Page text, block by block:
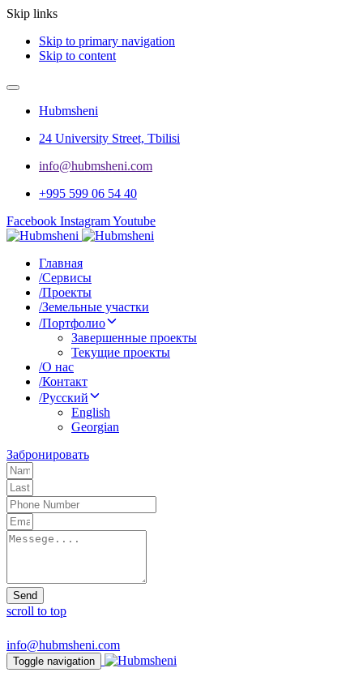
Skip links
Skip to primary navigation
Skip to content
Hubmsheni
24 University Street, Tbilisi
info@hubmsheni.com​
+995 599 06 54 40
Facebook InstagramYoutube
Главная
/Сервисы
/Проекты
/Земельные участки
/Портфолио
Завершенные проекты
Текущие проекты
/О нас
/Контакт
/Русский
English
Georgian
Забронировать
Send
scroll to top
info@hubmsheni.com
Toggle navigation